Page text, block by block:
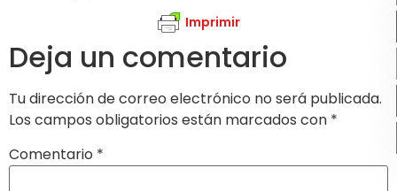
Imprimir
Deja un comentario
Tu dirección de correo electrónico no será publicada.
Los campos obligatorios están marcados con *
Comentario *